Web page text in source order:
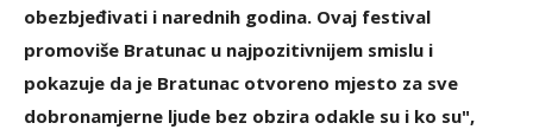
obezbjeđivati i narednih godina. Ovaj festival
promoviše Bratunac u najpozitivnijem smislu i
pokazuje da je Bratunac otvoreno mjesto za sve
dobronamjerne ljude bez obzira odakle su i ko su",